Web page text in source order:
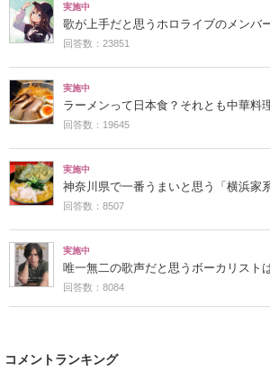
実施中
歌が上手だと思うホロライブのメンバ
回答数：23851
実施中
ラーメンって日本食？それとも中華料
回答数：19645
実施中
神奈川県で一番うまいと思う「横浜家
回答数：8507
実施中
唯一無二の歌声だと思うボーカリスト
回答数：8084
コメントランキング